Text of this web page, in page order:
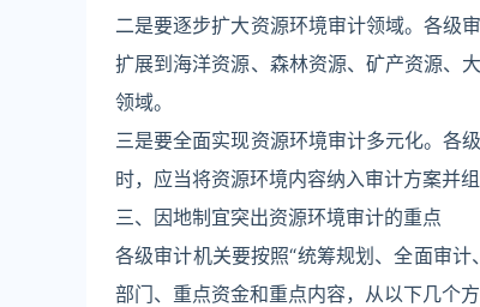
二是要逐步扩大资源环境审计领域。各级
扩展到海洋资源、森林资源、矿产资源、
领域。
三是要全面实现资源环境审计多元化。各
时，应当将资源环境内容纳入审计方案并组
三、因地制宜突出资源环境审计的重点
各级审计机关要按照“统筹规划、全面审
部门、重点资金和重点内容，从以下几个方